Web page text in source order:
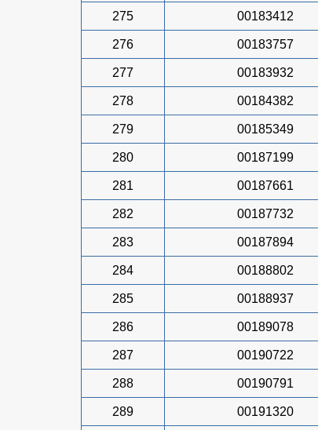
275 00183412
276 00183757
277 00183932
278 00184382
279 00185349
280 00187199
281 00187661
282 00187732
283 00187894
284 00188802
285 00188937
286 00189078
287 00190722
288 00190791
289 00191320